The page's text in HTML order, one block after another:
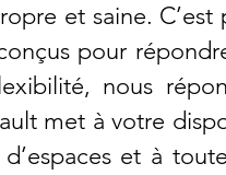
et saine.
pour
nous
met à votre
d’espaces et à